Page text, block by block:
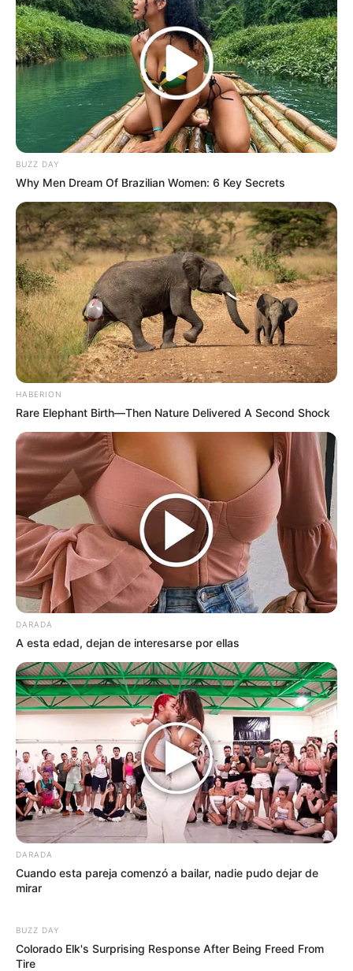
BUZZ DAY
Why Men Dream Of Brazilian Women: 6 Key Secrets
HABERION
Rare Elephant Birth—Then Nature Delivered A Second Shock
DARADA
A esta edad, dejan de interesarse por ellas
DARADA
Cuando esta pareja comenzó a bailar, nadie pudo dejar de
mirar
BUZZ DAY
Colorado Elk's Surprising Response After Being Freed From
Tire